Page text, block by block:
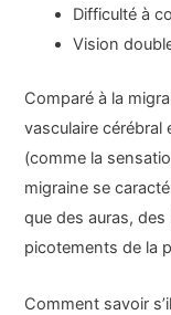
Difficulté à
Vision
Comparé à la
vasculaire cérébral
(comme la
migraine se
que des auras,
picotements de la
Comment savoir